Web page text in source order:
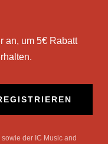
an, um 5€ Rabatt
Mail
der IC Music and